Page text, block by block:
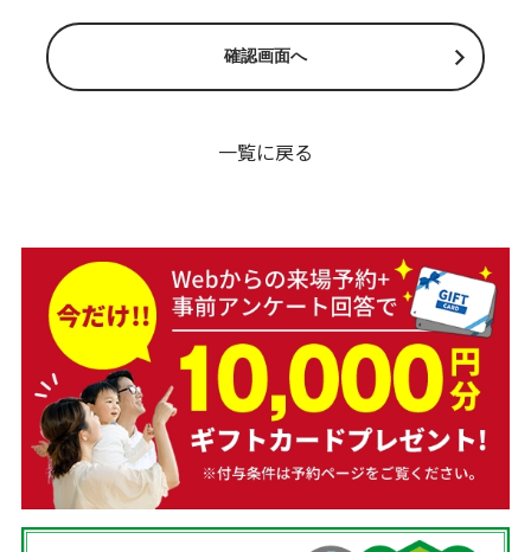
一覧に戻る